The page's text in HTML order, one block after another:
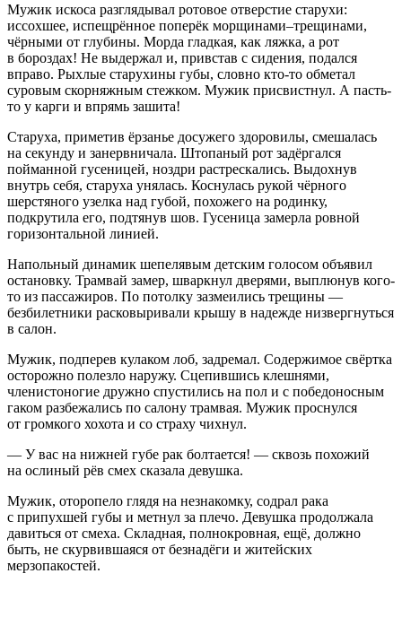
Мужик искоса разглядывал ротовое отверстие старухи:
иссохшее, испещрённое поперёк морщинами–трещинами,
чёрными от глубины. Морда гладкая, как ляжка, а рот
в бороздах! Не выдержал и, привстав с сидения, подался
вправо. Рыхлые старухины губы, словно кто-то обметал
суровым скорняжным стежком. Мужик присвистнул. А пасть-
то у карги и впрямь зашита!
Старуха, приметив ёрзанье досужего здоровилы, смешалась
на секунду и занервничала. Штопаный рот задёргался
пойманной гусеницей, ноздри растрескались. Выдохнув
внутрь себя, старуха унялась. Коснулась рукой чёрного
шерстяного узелка над губой, похожего на родинку,
подкрутила его, подтянув шов. Гусеница замерла ровной
горизонтальной линией.
Напольный динамик шепелявым детским голосом объявил
остановку. Трамвай замер, шваркнул дверями, выплюнув кого-
то из пассажиров. По потолку зазмеились трещины —
безбилетники расковыривали крышу в надежде низвергнуться
в салон.
Мужик, подперев кулаком лоб, задремал. Содержимое свёртка
осторожно полезло наружу. Сцепившись клешнями,
членистоногие дружно спустились на пол и с победоносным
гаком разбежались по салону трамвая. Мужик проснулся
от громкого хохота и со страху чихнул.
— У вас на нижней губе рак болтается! — сквозь похожий
на ослиный рёв смех сказала девушка.
Мужик, оторопело глядя на незнакомку, содрал рака
с припухшей губы и метнул за плечо. Девушка продолжала
давиться от смеха. Складная, полнокровная, ещё, должно
быть, не скурвившаяся от безнадёги и житейских
мерзопакостей.